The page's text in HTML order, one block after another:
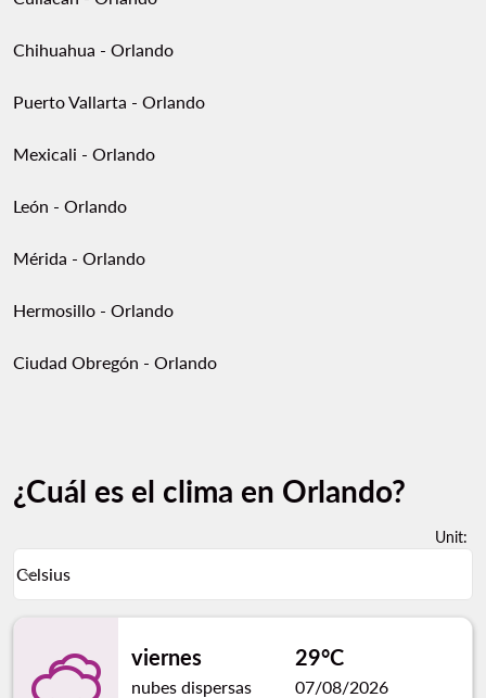
Chihuahua - Orlando
Puerto Vallarta - Orlando
Mexicali - Orlando
León - Orlando
Mérida - Orlando
Hermosillo - Orlando
Ciudad Obregón - Orlando
¿Cuál es el clima en Orlando?
Unit:
Celsius
keyboard_arrow_down
viernes
nubes dispersas
29°C
07/08/2026